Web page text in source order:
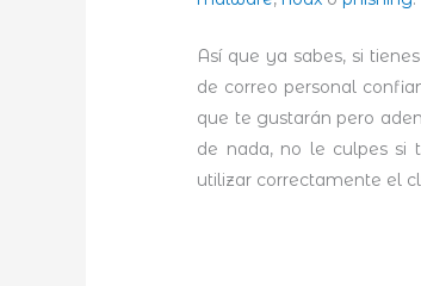
Así que ya sabes, si
de correo personal
que te gustarán pero
de nada, no le culpes si
utilizar correctamente el